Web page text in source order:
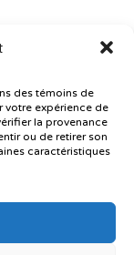
des témoins de
votre expérience de
la provenance
ou de retirer son
caractéristiques